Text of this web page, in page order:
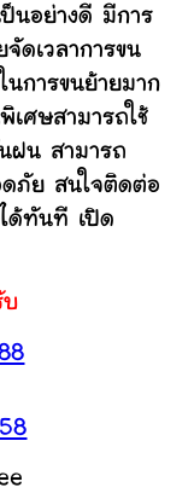
ป็นอย่างดี มีการ
ดเวลาการขน
นการขนย้ายมาก
เศษสามารถใช้
ฝน สามารถ
ดภัย สนใจติดต่อ
ด้ทันที เปิด
บ